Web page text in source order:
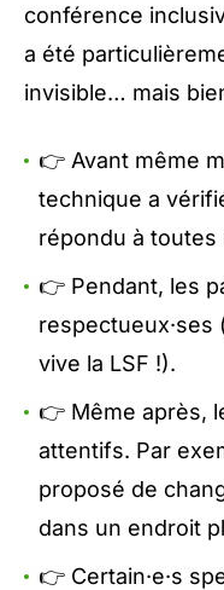
conférence
a été
invisible… mais
👉 Avant même
technique a
répondu à
👉 Pendant, les
respectueux·ses
vive la LSF !).
👉 Même après,
attentifs. Par
proposé de
dans un endroit
👉 Certain·e·s